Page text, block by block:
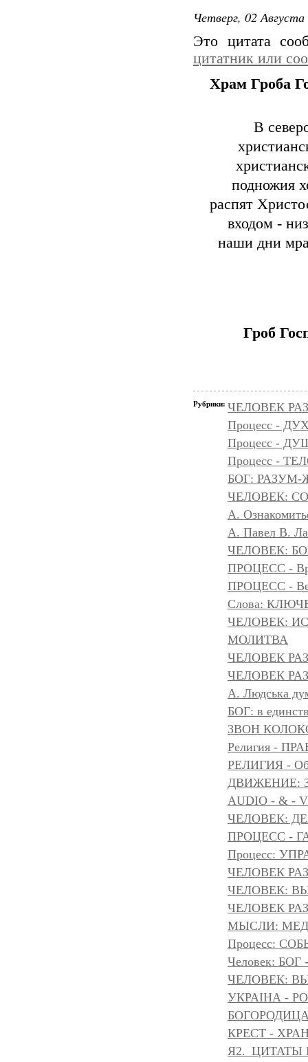
Четверг, 02
Это цитата
цитатник или
Храм Гроба
В
подножия
распят
входом -
наши дни
Гроб
Рубрики: ЧЕЛОВЕК
Процесс -
Процесс -
Процесс -
БОГ:
ЧЕЛОВЕК:
А.
А. Павел В.
ЧЕЛОВЕК:
ПРОЦЕСС -
ПРОЦЕСС -
Слова:
ЧЕЛОВЕК:
МОЛИТВА
ЧЕЛОВЕК
ЧЕЛОВЕК
A. Людська
БОГ: в
ЗВОН
Религия -
РЕЛИГИЯ -
ДВИЖЕНИЕ:
AUDIO - & -
ЧЕЛОВЕК:
ПРОЦЕСС -
Процесс:
ЧЕЛОВЕК
ЧЕЛОВЕК:
ЧЕЛОВЕК
МЫСЛИ:
Процесс:
Человек:
ЧЕЛОВЕК:
УКРАІНА -
КРЕСТ -